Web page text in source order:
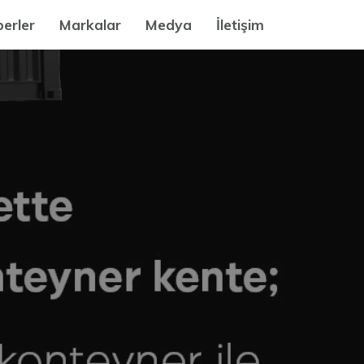
Markalar Medya İletişim